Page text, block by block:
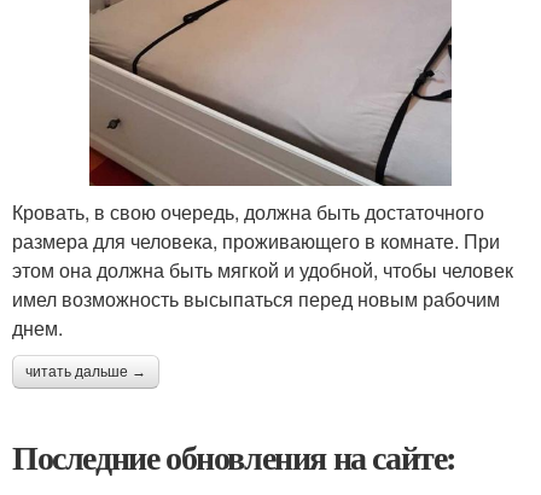
Кровать, в свою очередь, должна быть достаточного
размера для человека, проживающего в комнате. При
этом она должна быть мягкой и удобной, чтобы человек
имел возможность высыпаться перед новым рабочим
днем.
читать дальше →
Последние обновления на сайте: